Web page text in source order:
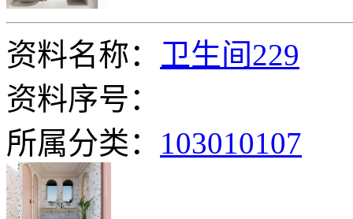
资料名称： 卫生间229
资料序号：
所属分类： 103010107